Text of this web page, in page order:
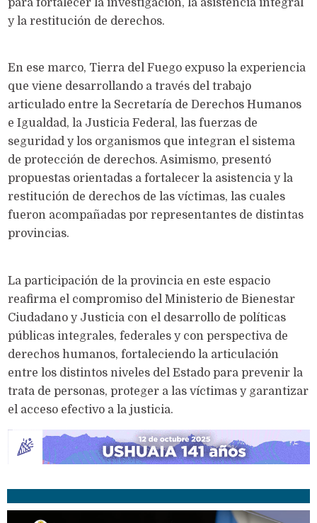
para fortalecer la investigación, la asistencia integral
y la restitución de derechos.
En ese marco, Tierra del Fuego expuso la experiencia
que viene desarrollando a través del trabajo
articulado entre la Secretaría de Derechos Humanos
e Igualdad, la Justicia Federal, las fuerzas de
seguridad y los organismos que integran el sistema
de protección de derechos. Asimismo, presentó
propuestas orientadas a fortalecer la asistencia y la
restitución de derechos de las víctimas, las cuales
fueron acompañadas por representantes de distintas
provincias.
La participación de la provincia en este espacio
reafirma el compromiso del Ministerio de Bienestar
Ciudadano y Justicia con el desarrollo de políticas
públicas integrales, federales y con perspectiva de
derechos humanos, fortaleciendo la articulación
entre los distintos niveles del Estado para prevenir la
trata de personas, proteger a las víctimas y garantizar
el acceso efectivo a la justicia.